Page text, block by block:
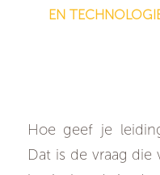
EN
Hoe geef je
Dat is de vraag die